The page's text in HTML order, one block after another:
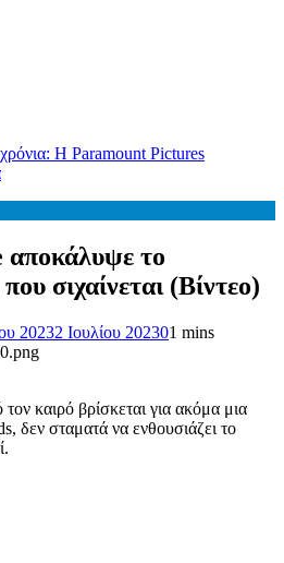
Η Paramount Pictures
το
σιχαίνεται (Βίντεο)
20232 Ιουλίου 202301 mins
καιρό βρίσκεται για ακόμα μια
δεν σταματά να ενθουσιάζει το